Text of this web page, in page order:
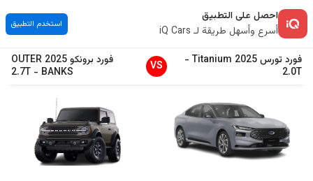
احصل على التطبيق
أسرع وأسهل طريقة لـ iQ Cars
استخدم التطبيق
فوردتورس2025
Titanium
-
2.0T
VS فورد برونكو2025
OUTER
BANKS
-
2.7T